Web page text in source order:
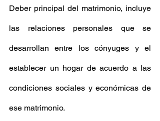
Deber principal del matrimonio, incluye
las relaciones personales que se
desarrollan entre los cónyuges y el
establecer un hogar de acuerdo a las
condiciones sociales y económicas de
ese matrimonio.